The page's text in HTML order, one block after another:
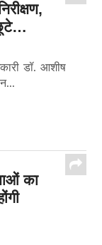
डॉ. आशीष
का